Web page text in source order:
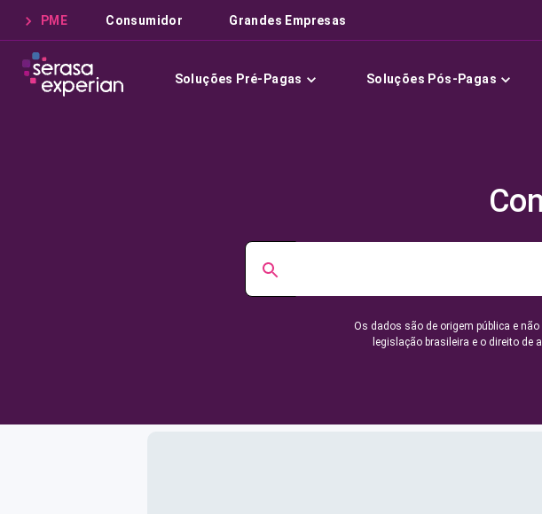
PME Consumidor Grandes Empresas
Soluções Pré-Pagas Soluções Pós-Pagas
Os dados são de origem pública e
legislação brasileira e o direito de